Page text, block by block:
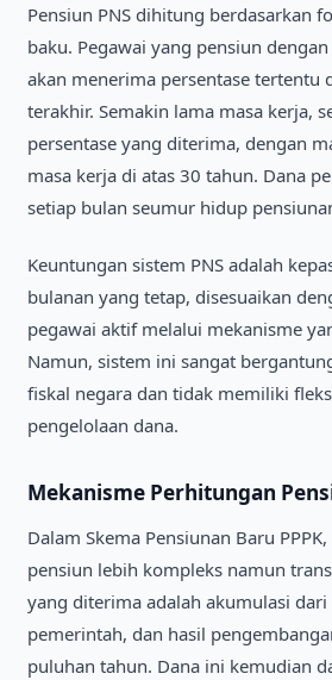
Pensiun PNS dihitung berdasarkan
baku. Pegawai yang pensiun
akan menerima persentase tertentu
terakhir. Semakin lama masa kerja,
persentase yang diterima, dengan
masa kerja di atas 30 tahun. Dana
setiap bulan seumur hidup
Keuntungan sistem PNS adalah
bulanan yang tetap, disesuaikan
pegawai aktif melalui mekanisme
Namun, sistem ini sangat
fiskal negara dan tidak memiliki
pengelolaan dana.
Mekanisme Perhitungan
Dalam Skema Pensiunan Baru
pensiun lebih kompleks namun
yang diterima adalah akumulasi
pemerintah, dan hasil
puluhan tahun. Dana ini kemudian